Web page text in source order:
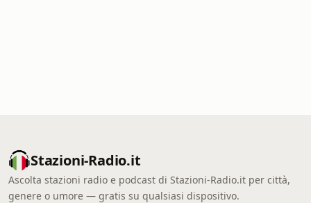
Stazioni-Radio.it
Ascolta stazioni radio e podcast di Stazioni-Radio.it per città,
genere o umore — gratis su qualsiasi dispositivo.